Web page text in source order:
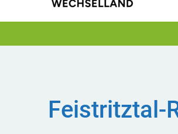
Feistritztal-